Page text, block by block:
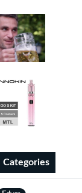
Categories